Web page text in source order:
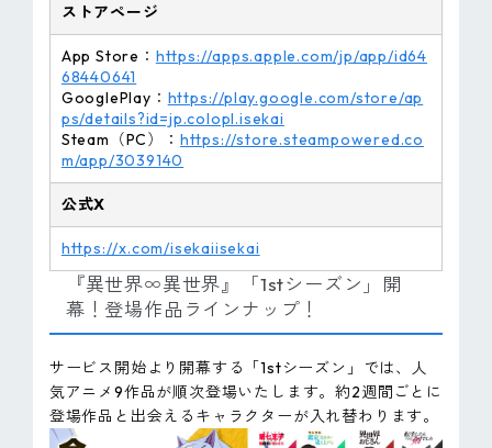
ストアページ
App Store： https://apps.apple.com/jp/app/id64
68440641
GooglePlay： https://play.google.com/store/ap
ps/details?id=jp.colopl.isekai
Steam（PC）： https://store.steampowered.co
m/app/3039140
公式X
https://x.com/isekaiisekai
『異世界∞異世界』「1stシーズン」開
幕！登場作品ラインナップ！
サービス開始より開幕する「1stシーズン」では、人
気アニメ9作品が順次登場いたします。約2週間ごとに
登場作品と出会えるキャラクターが入れ替わります。